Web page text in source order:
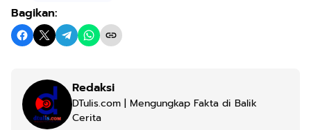
Bagikan:
Redaksi
DTulis.com | Mengungkap Fakta di Balik
Cerita